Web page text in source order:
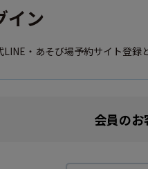
イン
LINE・あそび場予約サイト登録
会員のお